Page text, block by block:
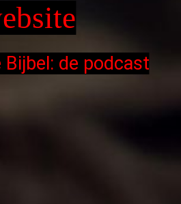
Bijbel: de podcast